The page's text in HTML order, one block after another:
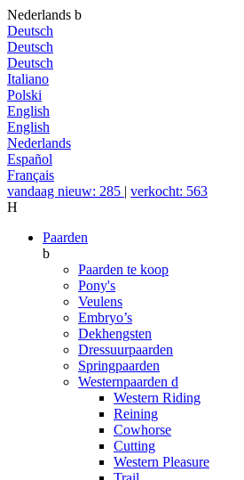
Nederlands b
Deutsch
Deutsch
Deutsch
Italiano
Polski
English
English
Nederlands
Español
Français
vandaag nieuw: 285 | verkocht: 563
H
Paarden
b
Paarden te koop
Pony's
Veulens
Embryo’s
Dekhengsten
Dressuurpaarden
Springpaarden
Westernpaarden d
Western Riding
Reining
Cowhorse
Cutting
Western Pleasure